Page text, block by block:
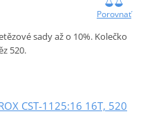
Porovnať
sady až o 10%. Kolečko
520.
CST-1125:16 16T, 520